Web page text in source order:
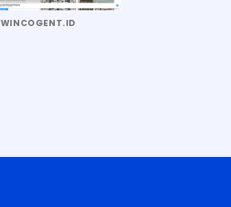
WINCOGENT.ID